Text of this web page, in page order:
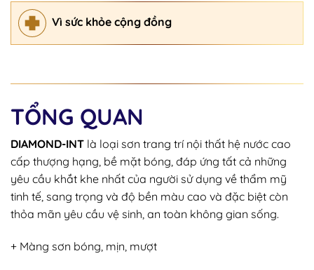
Vì sức khỏe cộng đồng
TỔNG QUAN
DIAMOND-INT là loại sơn trang trí nội thất hệ nước cao
cấp thượng hạng, bề mặt bóng, đáp ứng tất cả những
yêu cầu khắt khe nhất của người sử dụng về thẩm mỹ
tinh tế, sang trọng và độ bền màu cao và đặc biệt còn
thỏa mãn yêu cầu vệ sinh, an toàn không gian sống.
+ Màng sơn bóng, mịn, mượt